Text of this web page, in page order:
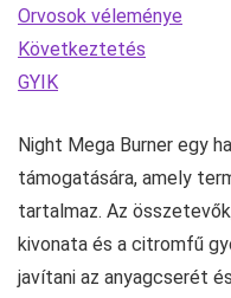
Orvosok véleménye
Következtetés
GYIK
Night Mega Burner egy
támogatására, amely
tartalmaz. Az
kivonata és a citromfű
javítani az anyagcserét